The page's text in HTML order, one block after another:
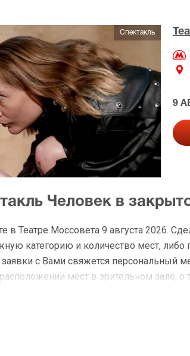
Спектакль
9
Человек в
в Театре Моссовета 9 августа 2026.
категорию и количество мест, либо
с Вами свяжется персональный
мест в зрительном зале, о
по Москве в течение не более